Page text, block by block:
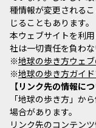
種情報が変更される
じることもあります。
本ウェブサイトを利
社は一切責任を負わな
※地球の歩き方ウェ
※地球の歩き方ガイ
リンク先の情報に
「地球の歩き方」か
場合があります。
リンク先のコンテン